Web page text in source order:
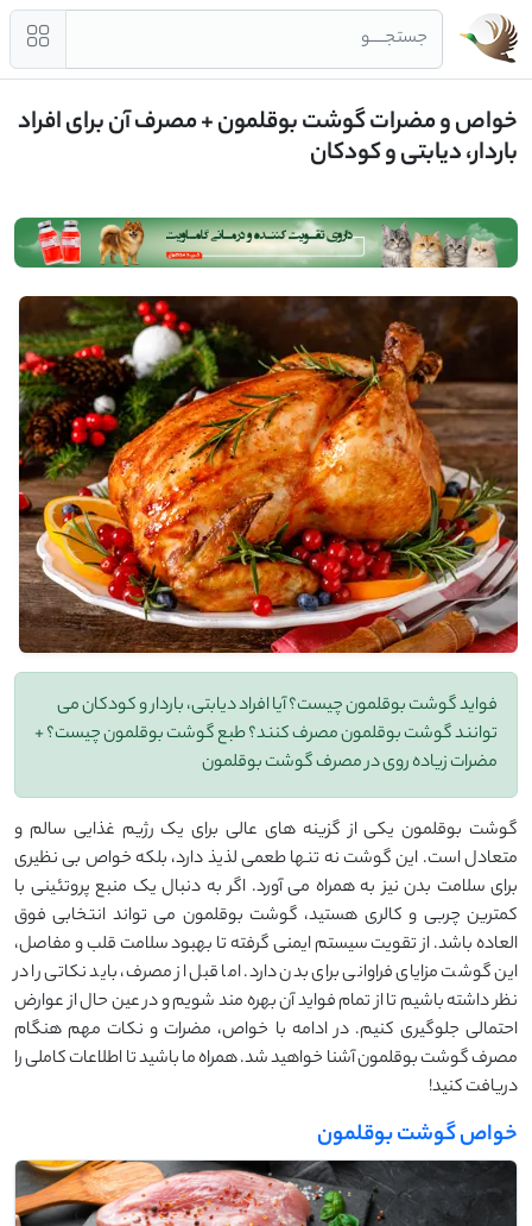
جستجــــو
خواص و مضرات گوشت بوقلمون + مصرف آن برای افراد
باردار، دیابتی و کودکان
فواید گوشت بوقلمون چیست؟ آیا افراد دیابتی، باردار و کودکان می
توانند گوشت بوقلمون مصرف کنند؟ طبع گوشت بوقلمون چیست؟ +
مضرات زیاده روی در مصرف گوشت بوقلمون
گوشت بوقلمون یکی از گزینه‌ های عالی برای یک رژیم غذایی سالم و
متعادل است. این گوشت نه ‌تنها طعمی لذیذ دارد، بلکه خواص بی ‌نظیری
برای سلامت بدن نیز به همراه می ‌آورد. اگر به دنبال یک منبع پروتئینی با
کمترین چربی و کالری هستید، گوشت بوقلمون می ‌تواند انتخابی فوق
‌العاده باشد. از تقویت سیستم ایمنی گرفته تا بهبود سلامت قلب و مفاصل،
این گوشت مزایای فراوانی برای بدن دارد. اما قبل از مصرف، باید نکاتی را در
نظر داشته باشیم تا از تمام فواید آن بهره ‌مند شویم و در عین حال از عوارض
احتمالی جلوگیری کنیم. در ادامه با خواص، مضرات و نکات مهم هنگام
مصرف گوشت بوقلمون آشنا خواهید شد. همراه ما باشید تا اطلاعات کاملی را
دریافت کنید!
خواص گوشت بوقلمون